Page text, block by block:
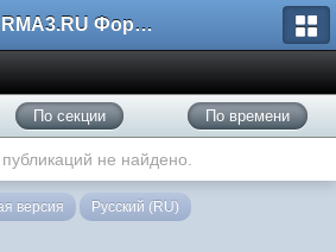
ARMA3.RU Форум
По секции По времени
не найдено.
версия Русский (RU)